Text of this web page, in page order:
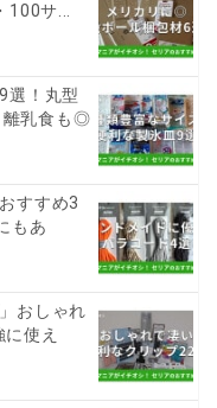
サ...
選！丸型
離乳食も◎
すすめ3
もあ
おしゃれ
使え